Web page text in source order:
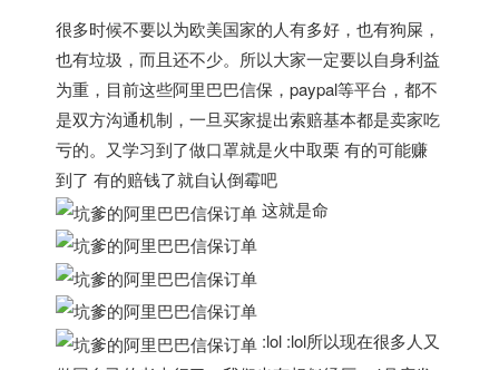
很多时候不要以为欧美国家的人有多好，也有狗屎，
也有垃圾，而且还不少。所以大家一定要以自身利益
为重，目前这些阿里巴巴信保，paypal等平台，都不
是双方沟通机制，一旦买家提出索赔基本都是卖家吃
亏的。又学习到了做口罩就是火中取栗 有的可能赚
到了 有的赔钱了就自认倒霉吧
这就是命
:lol :lol所以现在很多人又